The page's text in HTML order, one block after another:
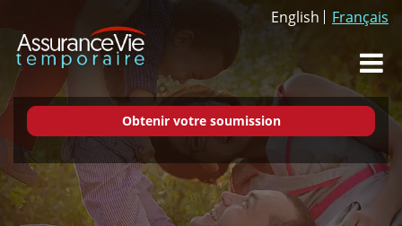
English Français